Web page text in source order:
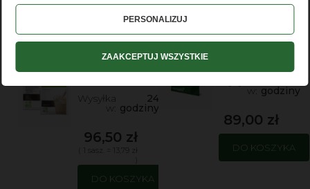
Formuła 1 w saszetkach
Wysyłka
w:
24
godziny
96,50 zł
DO KOSZYKA
Najnowszy ZESTAW
TESTOWY Herbalife
w: godziny
89,00 zł
DO KOSZYKA
PERSONALIZUJ
ZAAKCEPTUJ WSZYSTKIE